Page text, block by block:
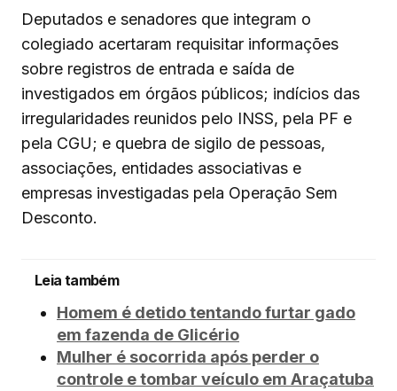
Deputados e senadores que integram o
colegiado acertaram requisitar informações
sobre registros de entrada e saída de
investigados em órgãos públicos; indícios das
irregularidades reunidos pelo INSS, pela PF e
pela CGU; e quebra de sigilo de pessoas,
associações, entidades associativas e
empresas investigadas pela Operação Sem
Desconto.
Leia também
Homem é detido tentando furtar gado
em fazenda de Glicério
Mulher é socorrida após perder o
controle e tombar veículo em Araçatuba